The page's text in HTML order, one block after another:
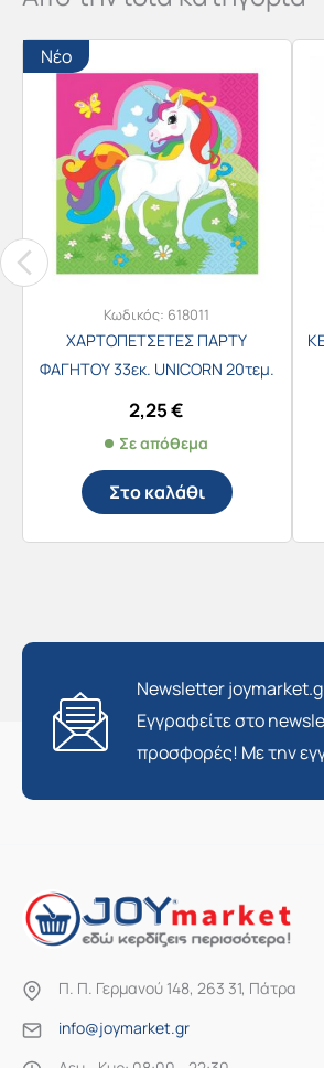
Νέο
Κωδικός: 618011
ΧΑΡΤΟΠΕΤΣΕΤΕΣ ΠΑΡΤΥ
ΦΑΓΗΤΟΥ 33εκ. UNICORN 20τεμ.
2,25€
Σε απόθεμα
Στο καλάθι
Newsletter
Εγγραφείτε στο
προσφορές! Με την
Π. Π. Γερμανού 148, 263 31, Πάτρα
info@joymarket.gr